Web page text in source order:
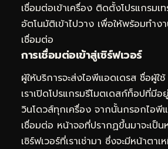
เชื่อมต่อเข้าเครื่อง ติดตั้งโปรแกรมเ
อัตโนมัติเข้าไปวาง เพื่อให้พร้อมทำง
เชื่อมต่อ
การเชื่อมต่อเข้าสู่เซิร์ฟเวอร์
ผู้ให้บริการจะส่งไอพีแอดเดรส ชื่อผู้ใ
เราเปิดโปรแกรมรีโมตเดสก์ท็อปที่มี
วินโดวส์ทุกเครื่อง จากนั้นกรอกไอพี
เชื่อมต่อ หน้าจอที่ปรากฏขึ้นมาจะเป็
เซิร์ฟเวอร์ที่เราเช่ามา ซึ่งจะมีหน้าตา